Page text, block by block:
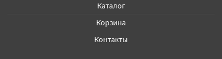
Каталог
Корзина
Контакты